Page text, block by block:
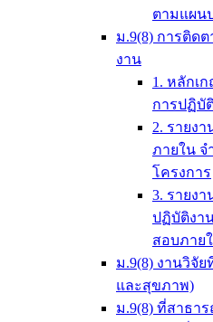
ตามแผน
ม.9(8) การติด
งาน
1. หลักเ
การปฏิบั
2. รายง
ภายใน จ
โครงการ
3. รายง
ปฏิบัติงา
สอบภาย
ม.9(8) งานวิจั
และสุขภาพ)
ม.9(8) ที่สาธา